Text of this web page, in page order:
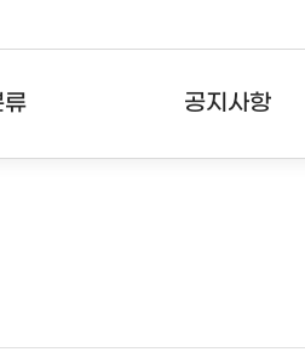
류 공지사항